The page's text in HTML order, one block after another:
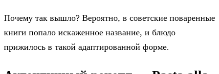
Почему так вышло? Вероятно, в советские поваренные
книги попало искаженное название, и блюдо
прижилось в такой адаптированной форме.